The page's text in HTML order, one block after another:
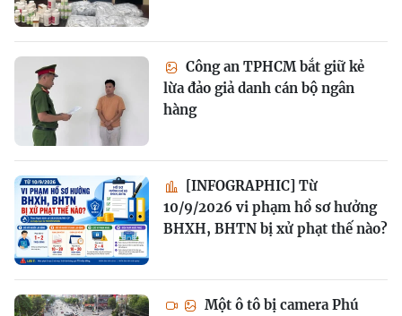
Công an TPHCM bắt giữ kẻ
lừa đảo giả danh cán bộ ngân
hàng
[INFOGRAPHIC] Từ
10/9/2026 vi phạm hồ sơ hưởng
BHXH, BHTN bị xử phạt thế nào?
Một ô tô bị camera Phú